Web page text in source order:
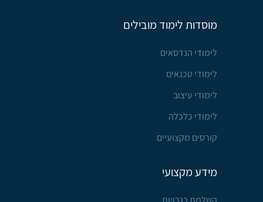
מוסדות לימוד מובילים
לימודי הנדסאים
לימודי טכנאים
לימודי עיצוב
לימודי כלכלה
קורסים מקצועיים
מידע מקצועי